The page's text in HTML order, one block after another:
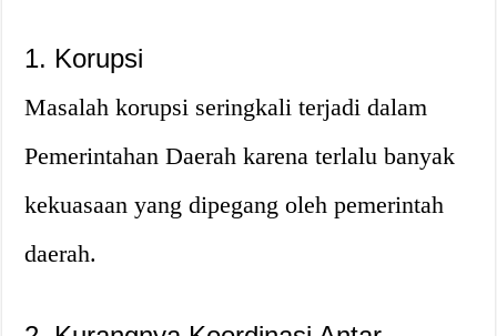
1. Korupsi
Masalah korupsi seringkali terjadi dalam
Pemerintahan Daerah karena terlalu banyak
kekuasaan yang dipegang oleh pemerintah
daerah.